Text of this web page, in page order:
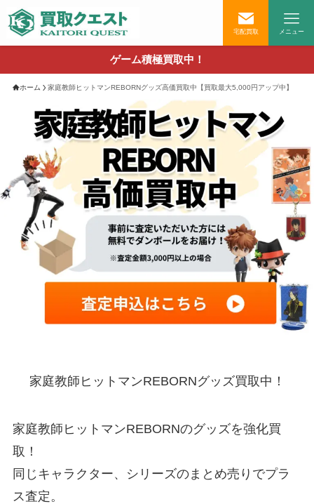
宅配買取 メニュー
ゲーム積極買取中！
ホーム 家庭教師ヒットマンREBORNグッズ高価買取中【買取最大5,000円アップ中】
家庭教師ヒットマンREBORNグッズ買取中！
家庭教師ヒットマンREBORNのグッズを強化買
取！
同じキャラクター、シリーズのまとめ売りでプラ
ス査定。